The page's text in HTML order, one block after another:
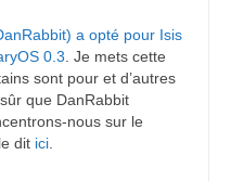
a opté pour Isis
0.3 . Je mets cette
sont pour et d’autres
que DanRabbit
nous sur le
dit ici